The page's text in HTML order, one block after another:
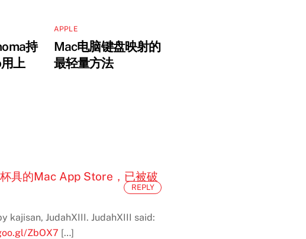
持
上
APPLE
Mac电脑键盘映射的
最轻量方法
具的Mac App Store，已被破
kajisan, JudahXIII. JudahXIII said:
ZbOX7 […]
REPLY